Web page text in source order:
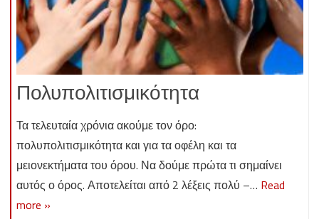
Πολυπολιτισμικότητα
Τα τελευταία χρόνια ακούμε τον όρο:
πολυπολιτισμικότητα και για τα οφέλη και τα
μειονεκτήματα του όρου. Να δούμε πρώτα τι σημαίνει
αυτός ο όρος. Αποτελείται από 2 λέξεις πολύ –… Read
more »